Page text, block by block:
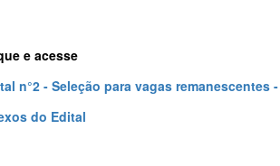
e acesse
n°2 - Seleção para vagas
do Edital